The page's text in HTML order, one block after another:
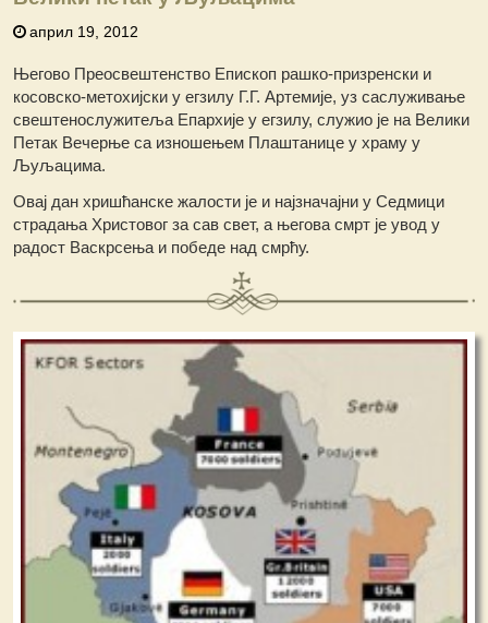
април 19, 2012
Његово Преосвештенство Епископ рашко-призренски и
косовско-метохијски у егзилу Г.Г. Артемије, уз саслуживање
свештенослужитеља Епархије у егзилу, служио је на Велики
Петак Вечерње са изношењем Плаштанице у храму у
Љуљацима.
Овај дан хришћанске жалости је и најзначајни у Седмици
страдања Христовог за сав свет, а његова смрт је увод у
радост Васкрсења и победе над смрћу.